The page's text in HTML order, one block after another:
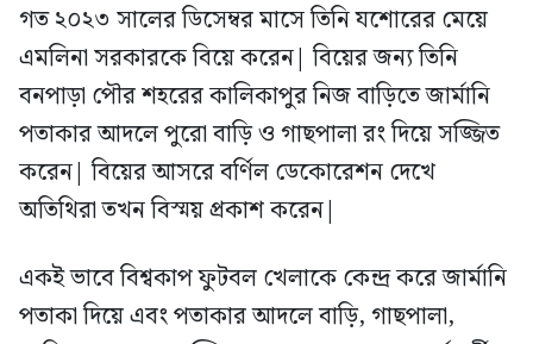
গত ২০২৩ সালের ডিসেম্বর মাসে তিনি যশোরের মেয়ে
এমলিনা সরকারকে বিয়ে করেন| বিয়ের জন্য তিনি
বনপাড়া পৌর শহরের কালিকাপুর নিজ বাড়িতে জার্মানি
পতাকার আদলে পুরো বাড়ি ও গাছপালা রং দিয়ে সজ্জিত
করেন| বিয়ের আসরে বর্ণিল ডেকোরেশন দেখে
অতিথিরা তখন বিস্ময় প্রকাশ করেন|
একই ভাবে বিশ্বকাপ ফুটবল খেলাকে কেন্দ্র করে জার্মানি
পতাকা দিয়ে এবং পতাকার আদলে বাড়ি, গাছপালা,